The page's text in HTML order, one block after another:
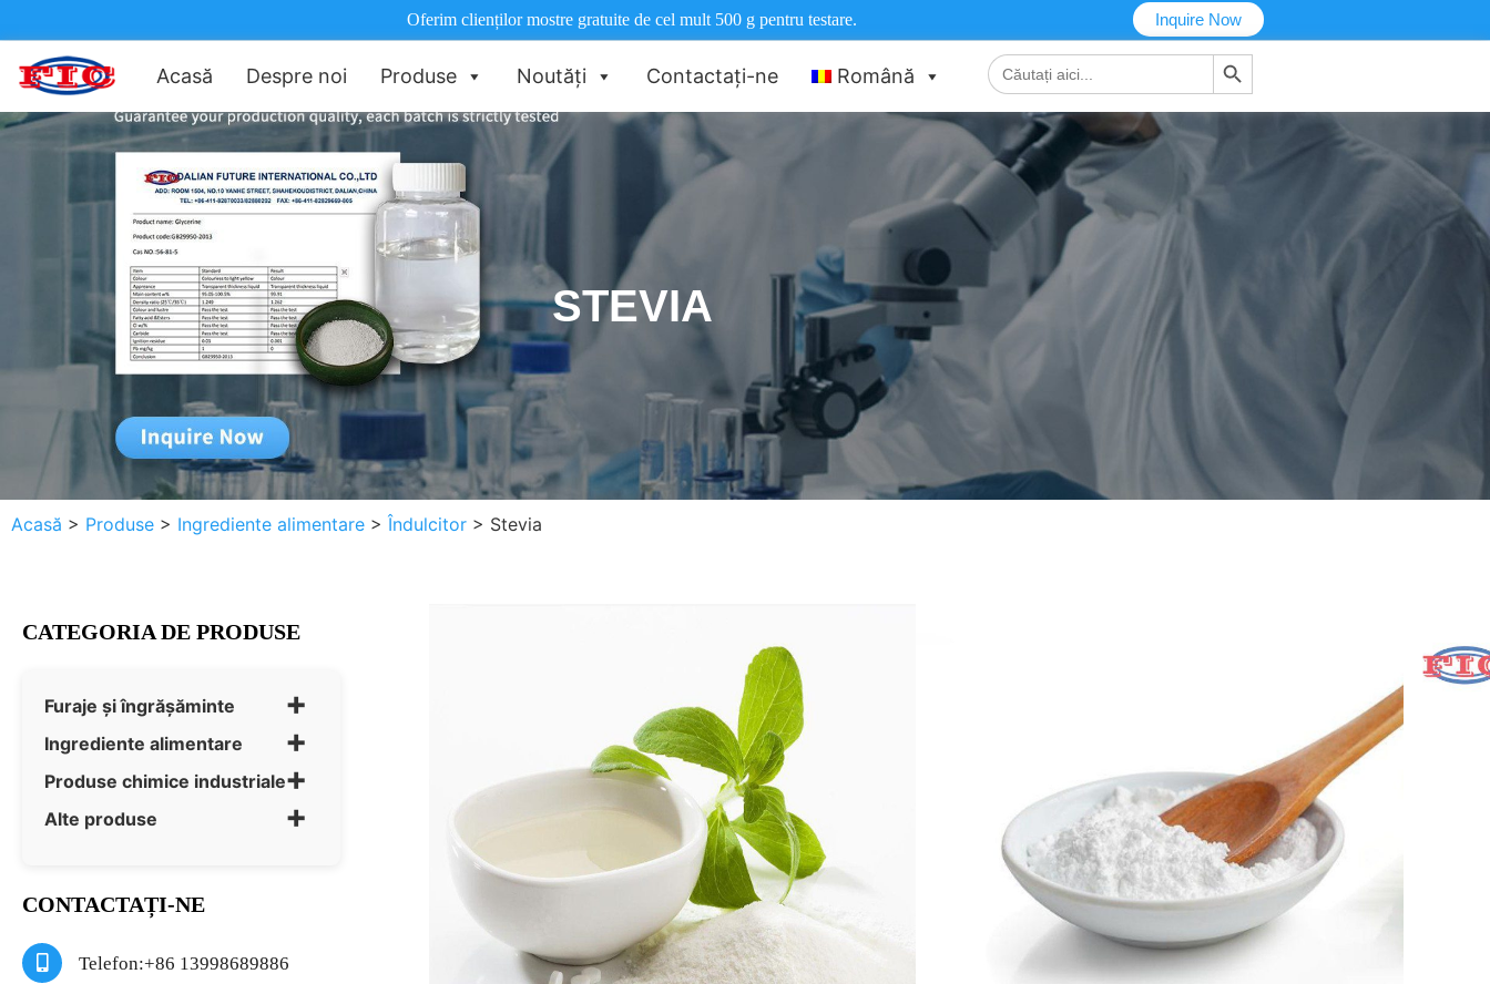
Oferim clienților mostre gratuite de cel mult 500 g pentru testare. Inquire Now
Acasă Despre noi Produse Noutăți Contactați-ne Română
Căutare
pentru:
Buton de căutare
STEVIA
Acasă > Produse > Ingrediente alimentare > Îndulcitor > Stevia
CATEGORIA DE PRODUSE
Furaje și îngrășăminte +
Ingrediente alimentare +
Produse chimice industriale+
Alte produse +
CONTACTAȚI-NE
Telefon:+86 13998689886
C38H60O18
Nr. EINECS 260-975-5
Pulbere albă sau galben
20MT